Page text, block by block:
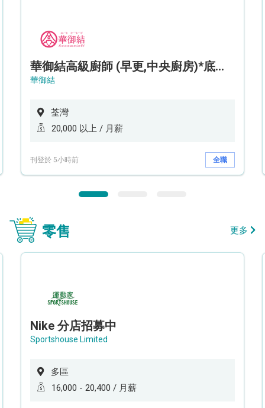
華御結高級廚師 (早更,中央廚房)*底薪可達20k* (5天工作週)
華御結
荃灣
20,000 以上 / 月薪
刊登於 5小時前 全職
零售 更多
Nike 分店招募中
Sportshouse Limited
多區
16,000 - 20,400 / 月薪